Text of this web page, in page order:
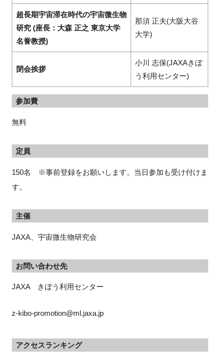
超長期宇宙滞在時代の宇宙微生物
研究 (座長：大森 正之 東京大学
名誉教授)
那須 正夫(大阪大谷
大学)
閉会挨拶
小川 志保(JAXAきぼ
う利用センター)
参加費
無料
定員
150名 ※事前登録をお願いします。当日参加も受け付けま
す。
主催
JAXA、宇宙微生物研究会
お問い合わせ先
JAXA　きぼう利用センター
z-kibo-promotion@ml.jaxa.jp
アクセスランキング